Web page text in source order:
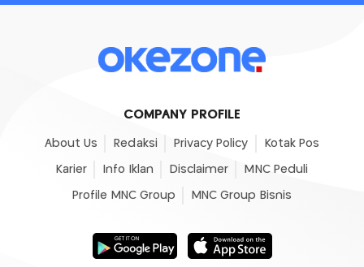
COMPANY PROFILE
About Us Redaksi Privacy Policy Kotak Pos
Karier Info Iklan Disclaimer MNC Peduli
Profile MNC Group MNC Group Bisnis